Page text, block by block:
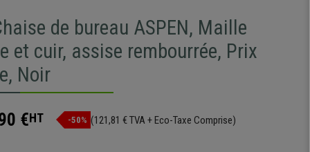
de bureau ASPEN, Maille
et cuir, assise rembourrée, Prix
Noir
€HT -50% (121,81 € TVA + Eco-Taxe Comprise)